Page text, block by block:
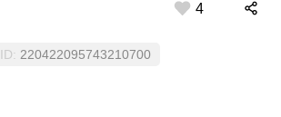
4
ID: 220422095743210700